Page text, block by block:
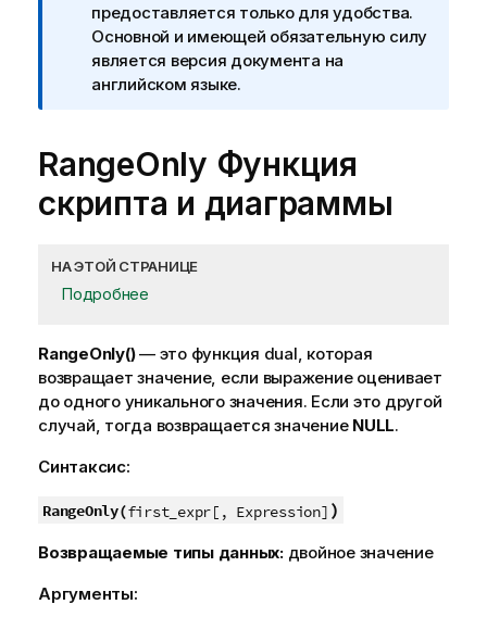
предоставляется только для удобства.
Основной и имеющей обязательную силу
является версия документа на
английском языке.
RangeOnly Функция
скрипта и диаграммы
НА ЭТОЙ СТРАНИЦЕ
Подробнее
RangeOnly()— это функция dual, которая
возвращает значение, если выражение оценивает
до одного уникального значения. Если это другой
случай, тогда возвращается значение NULL.
Синтаксис:
RangeOnly(first_expr[, Expression] )
Возвращаемые типы данных: двойное значение
Аргументы: